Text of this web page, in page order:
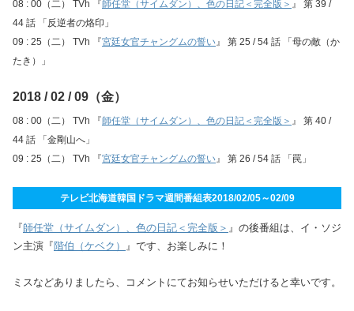
08 : 00（二） TVh 『師任堂（サイムダン）、色の日記＜完全版＞ 』 第 39 /
44 話 「反逆者の烙印」
09 : 25（二） TVh 『宮廷女官チャングムの誓い』 第 25 / 54 話 「母の敵（か
たき）」
2018 / 02 / 09（金）
08 : 00（二） TVh 『師任堂（サイムダン）、色の日記＜完全版＞ 』 第 40 /
44 話 「金剛山へ」
09 : 25（二） TVh 『宮廷女官チャングムの誓い』 第 26 / 54 話 「罠」
テレビ北海道韓国ドラマ週間番組表2018/02/05～02/09
『師任堂（サイムダン）、色の日記＜完全版＞ 』の後番組は、イ・ソジ
ン主演『階伯（ケベク） 』です、お楽しみに！
ミスなどありましたら、コメントにてお知らせいただけると幸いです。